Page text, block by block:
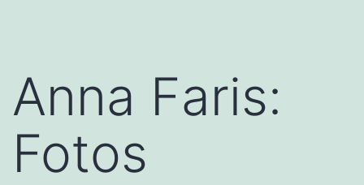
Anna Faris:
Fotos